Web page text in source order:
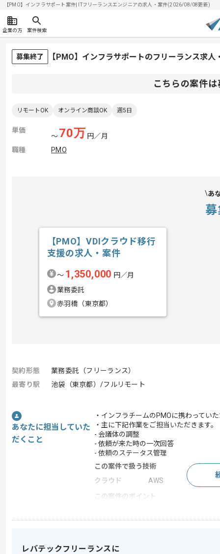
【PMO】インフラサポート案件| ITフリーランスエンジニアの求人・案件(2026/08/08更新)
企業の方 案件検索
募集終了 【PMO】インフラサポートのフリーランス求人
こちらの案件
リモートOK オンライン商談OK 週5日
単価
〜70万 円／月
職種
PMO
あ
【PMO】VDIクラウド移行
支援の求人・案件
〜 1,350,000 円／月
業務委託
赤羽橋（東京都）
契約形態
業務委託（フリーランス）
最寄り駅
池袋（東京都）/フルリモート
あなたに担当していた
だくこと
・インフラチームのPMOに携わってい
・主に下記作業をご担当いただきます。
- 会議体の調整
- 依頼が来た時の一次回答
- 依頼のステータス管理
この案件で扱う技術
クラウド
AWS
この案件のポイント
求めるスキル
レバテックフリーランスに